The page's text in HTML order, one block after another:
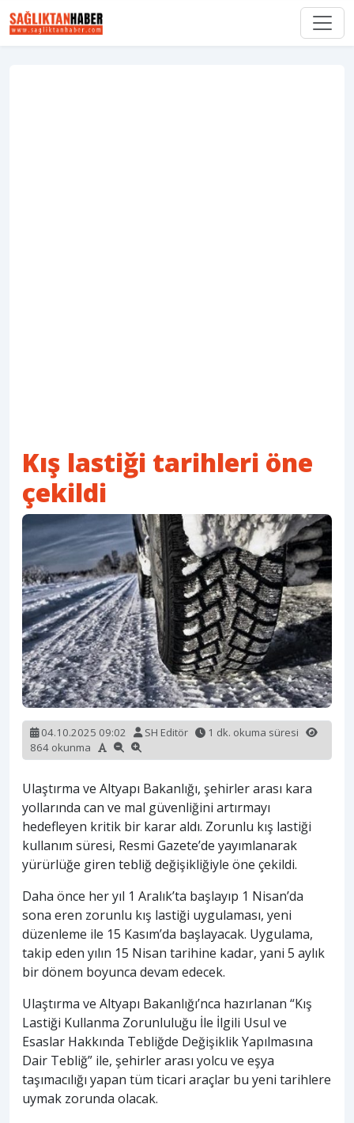
Kış lastiği tarihleri öne
çekildi
04.10.2025 09:02 SH Editör
1 dk. okuma süresi
864 okunma
Ulaştırma ve Altyapı Bakanlığı, şehirler arası kara
yollarında can ve mal güvenliğini artırmayı
hedefleyen kritik bir karar aldı. Zorunlu kış lastiği
kullanım süresi, Resmi Gazete’de yayımlanarak
yürürlüğe giren tebliğ değişikliğiyle öne çekildi.
Daha önce her yıl 1 Aralık’ta başlayıp 1 Nisan’da
sona eren zorunlu kış lastiği uygulaması, yeni
düzenleme ile 15 Kasım’da başlayacak. Uygulama,
takip eden yılın 15 Nisan tarihine kadar, yani 5 aylık
bir dönem boyunca devam edecek.
Ulaştırma ve Altyapı Bakanlığı’nca hazırlanan “Kış
Lastiği Kullanma Zorunluluğu İle İlgili Usul ve
Esaslar Hakkında Tebliğde Değişiklik Yapılmasına
Dair Tebliğ” ile, şehirler arası yolcu ve eşya
taşımacılığı yapan tüm ticari araçlar bu yeni tarihlere
uymak zorunda olacak.